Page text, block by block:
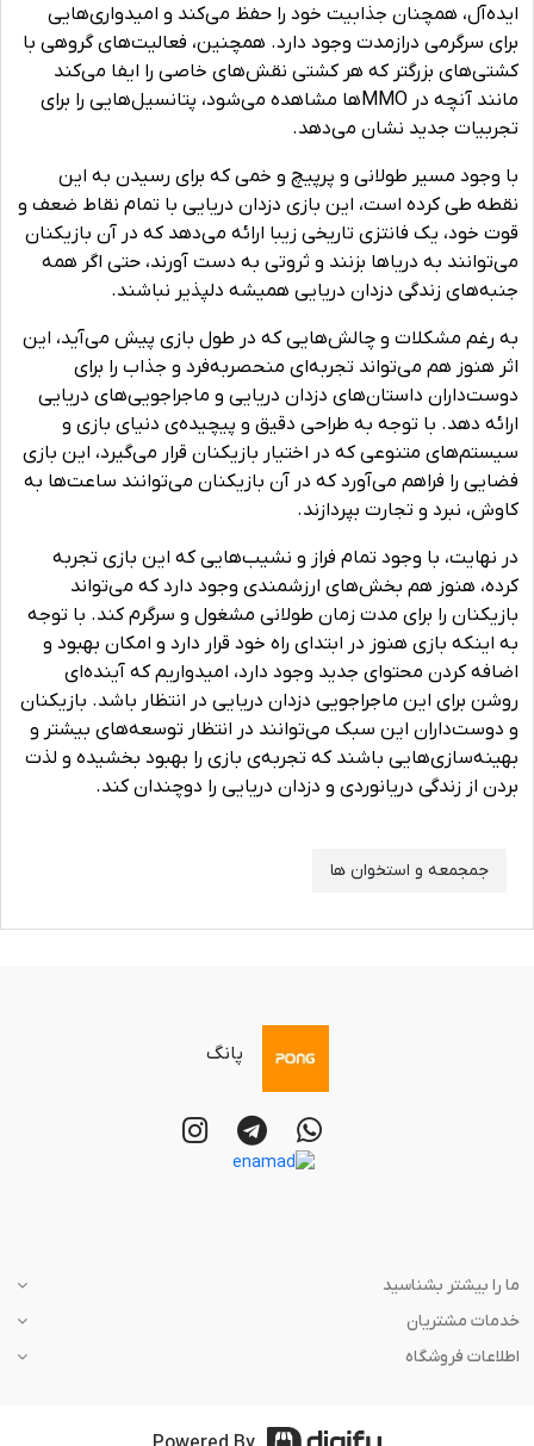
ایده‌آل، همچنان جذابیت خود را حفظ می‌کند و امیدواری‌هایی
برای سرگرمی درازمدت وجود دارد. همچنین، فعالیت‌های گروهی با
کشتی‌های بزرگتر که هر کشتی نقش‌های خاصی را ایفا می‌کند
مانند آنچه در MMOها مشاهده می‌شود، پتانسیل‌هایی را برای
تجربیات جدید نشان می‌دهد.
با وجود مسیر طولانی و پرپیچ و خمی که برای رسیدن به این
نقطه طی کرده است، این بازی دزدان دریایی با تمام نقاط ضعف و
قوت خود، یک فانتزی تاریخی زیبا ارائه می‌دهد که در آن بازیکنان
می‌توانند به دریاها بزنند و ثروتی به دست آورند، حتی اگر همه
جنبه‌های زندگی دزدان دریایی همیشه دلپذیر نباشند.
به رغم مشکلات و چالش‌هایی که در طول بازی پیش می‌آید، این
اثر هنوز هم می‌تواند تجربه‌ای منحصربه‌فرد و جذاب را برای
دوست‌داران داستان‌های دزدان دریایی و ماجراجویی‌های دریایی
ارائه دهد. با توجه به طراحی دقیق و پیچیده‌ی دنیای بازی و
سیستم‌های متنوعی که در اختیار بازیکنان قرار می‌گیرد، این بازی
فضایی را فراهم می‌آورد که در آن بازیکنان می‌توانند ساعت‌ها به
کاوش، نبرد و تجارت بپردازند.
در نهایت، با وجود تمام فراز و نشیب‌هایی که این بازی تجربه
کرده، هنوز هم بخش‌های ارزشمندی وجود دارد که می‌تواند
بازیکنان را برای مدت زمان طولانی مشغول و سرگرم کند. با توجه
به اینکه بازی هنوز در ابتدای راه خود قرار دارد و امکان بهبود و
اضافه کردن محتوای جدید وجود دارد، امیدواریم که آینده‌ای
روشن برای این ماجراجویی دزدان دریایی در انتظار باشد. بازیکنان
و دوست‌داران این سبک می‌توانند در انتظار توسعه‌های بیشتر و
بهینه‌سازی‌هایی باشند که تجربه‌ی بازی را بهبود بخشیده و لذت
بردن از زندگی دریانوردی و دزدان دریایی را دوچندان کند.
جمجمعه و استخوان ها
پانگ
ما را بیشتر بشناسید
خدمات مشتریان
اطلاعات فروشگاه